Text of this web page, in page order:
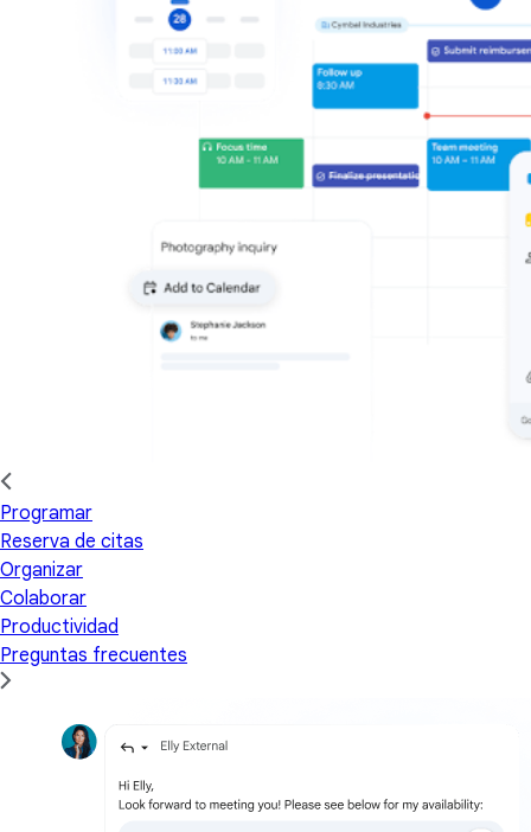
Programar
Reserva de citas
Organizar
Colaborar
Productividad
Preguntas frecuentes